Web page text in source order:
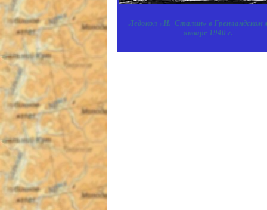
Ледокол «И. Сталин» в Гренландском
январе 1940 г.